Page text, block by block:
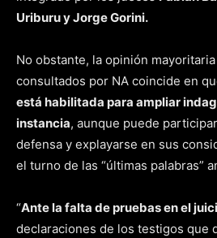
Uriburu y Jorge Gorini.
No obstante, la opinión
consultados por NA coincide en
está habilitada para ampliar
instancia, aunque puede
defensa y explayarse en sus
el turno de las “últimas palabras”
“Ante la falta de pruebas en el
declaraciones de los testigos que